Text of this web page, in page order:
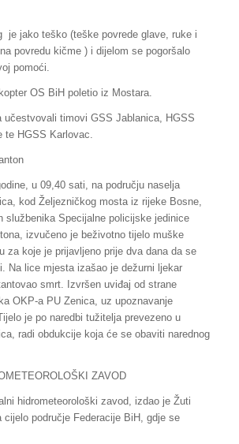
je jako teško (teške povrede glave, ruke i
povredu kičme ) i dijelom se pogoršalo
pomoći.
OS BiH poletio iz Mostara.
učestvovali timovi GSS Jablanica, HGSS
te HGSS Karlovac.
u 09,40 sati, na području naselja
kod Željezničkog mosta iz rijeke Bosne,
službenika Specijalne policijske jedinice
izvučeno je beživotno tijelo muške
za koje je prijavljeno prije dva dana da se
Na lice mjesta izašao je dežurni ljekar
smrt. Izvršen uviđaj od strane
OKP-a PU Zenica, uz upoznavanje
je po naredbi tužitelja prevezeno u
radi obdukcije koja će se obaviti narednog
ZAVOD
hidrometeorološki zavod, izdao je Žuti
cijelo područje Federacije BiH, gdje se